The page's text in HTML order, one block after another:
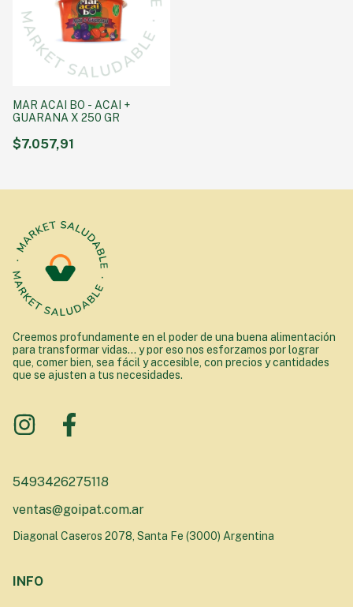
MAR ACAI BO - ACAI +
GUARANA X 250 GR
$7.057,91
Creemos profundamente en el poder de una buena alimentación
para transformar vidas... y por eso nos esforzamos por lograr
que, comer bien, sea fácil y accesible, con precios y cantidades
que se ajusten a tus necesidades.
5493426275118
ventas@goipat.com.ar
Diagonal Caseros 2078, Santa Fe (3000) Argentina
INFO